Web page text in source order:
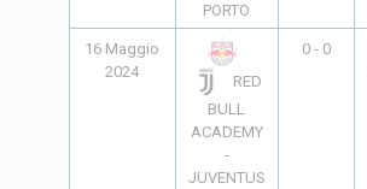
PORTO
16 Maggio
2024
RED
BULL
ACADEMY
-
JUVENTUS
0 - 0